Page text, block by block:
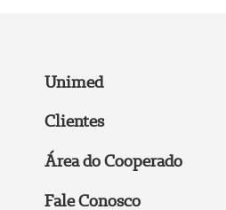
Unimed
Clientes
Área do Cooperado
Fale Conosco